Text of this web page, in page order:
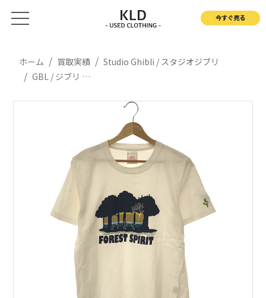
今すぐ売る
ホーム 買取実績
Studio Ghibli / スタジオジブリ
GBL / ジブリ もののけ姫 Tシャツ